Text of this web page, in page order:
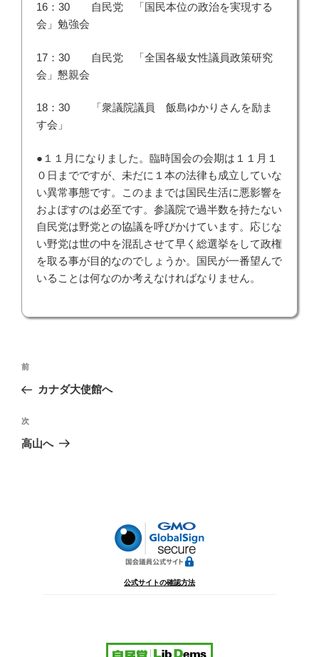
16：30 自民党 「国民本位の政治を実現する
会」勉強会
17：30 自民党 「全国各級女性議員政策研究
会」懇親会
18：30 「衆議院議員 飯島ゆかりさんを励ま
す会」
●１１月になりました。臨時国会の会期は１１月１
０日までですが、未だに１本の法律も成立していな
い異常事態です。このままでは国民生活に悪影響を
およぼすのは必至です。参議院で過半数を持たない
自民党は野党との協議を呼びかけています。応じな
い野党は世の中を混乱させて早く総選挙をして政権
を取る事が目的なのでしょうか。国民が一番望んで
いることは何なのか考えなければなりません。
投
ナ
ビ
ゲ
前
の
稿
前
カナダ大使館へ
次
の
次
高山へ
公式サイトの確認方法